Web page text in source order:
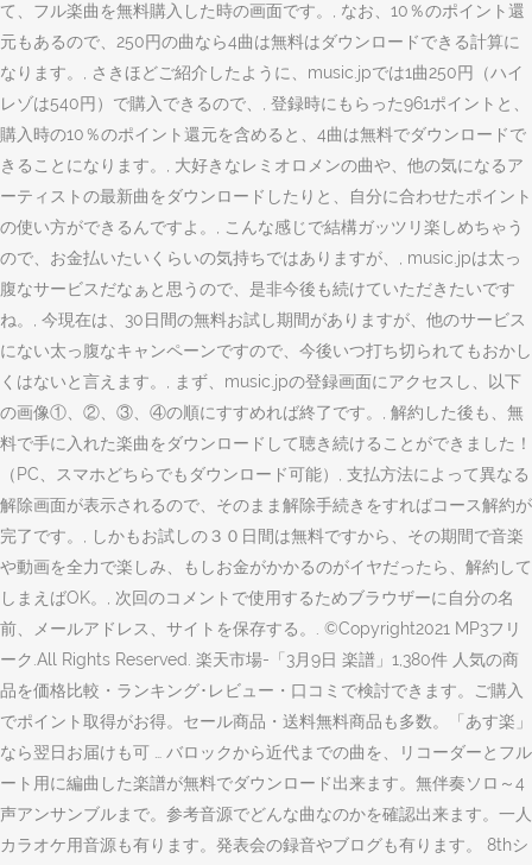
て、フル楽曲を無料購入した時の画面です。, なお、10％のポイント還
元もあるので、250円の曲なら4曲は無料はダウンロードできる計算に
なります。, さきほどご紹介したように、music.jpでは1曲250円（ハイ
レゾは540円）で購入できるので、, 登録時にもらった961ポイントと、
購入時の10％のポイント還元を含めると、4曲は無料でダウンロードで
きることになります。, 大好きなレミオロメンの曲や、他の気になるア
ーティストの最新曲をダウンロードしたりと、自分に合わせたポイント
の使い方ができるんですよ。, こんな感じで結構ガッツリ楽しめちゃう
ので、お金払いたいくらいの気持ちではありますが、, music.jpは太っ
腹なサービスだなぁと思うので、是非今後も続けていただきたいです
ね。, 今現在は、30日間の無料お試し期間がありますが、他のサービス
にない太っ腹なキャンペーンですので、今後いつ打ち切られてもおかし
くはないと言えます。, まず、music.jpの登録画面にアクセスし、以下
の画像①、②、③、④の順にすすめれば終了です。, 解約した後も、無
料で手に入れた楽曲をダウンロードして聴き続けることができました！
（PC、スマホどちらでもダウンロード可能）, 支払方法によって異なる
解除画面が表示されるので、そのまま解除手続きをすればコース解約が
完了です。, しかもお試しの３０日間は無料ですから、その期間で音楽
や動画を全力で楽しみ、もしお金がかかるのがイヤだったら、解約して
しまえばOK。, 次回のコメントで使用するためブラウザーに自分の名
前、メールアドレス、サイトを保存する。. ©Copyright2021 MP3フリ
ーク.All Rights Reserved. 楽天市場-「3月9日 楽譜」1,380件 人気の商
品を価格比較・ランキング･レビュー・口コミで検討できます。ご購入
でポイント取得がお得。セール商品・送料無料商品も多数。「あす楽」
なら翌日お届けも可 … バロックから近代までの曲を、リコーダーとフル
ート用に編曲した楽譜が無料でダウンロード出来ます。無伴奏ソロ～4
声アンサンブルまで。参考音源でどんな曲なのかを確認出来ます。一人
カラオケ用音源も有ります。発表会の録音やブログも有ります。 8thシ